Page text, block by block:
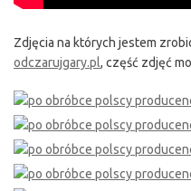
Zdjęcia na których jestem
odczarujgary.pl, część zdjęć